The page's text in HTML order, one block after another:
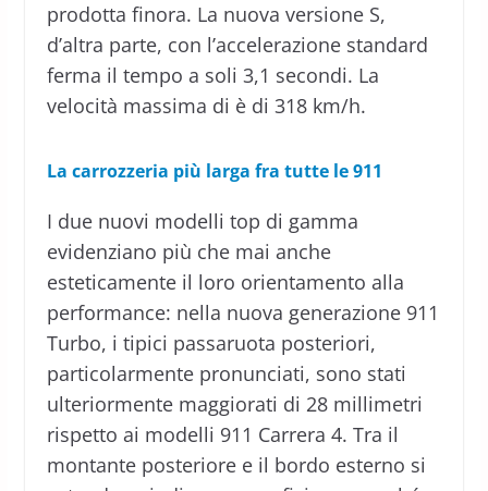
prodotta finora. La nuova versione S,
d’altra parte, con l’accelerazione standard
ferma il tempo a soli 3,1 secondi. La
velocità massima di è di 318 km/h.
La carrozzeria più larga fra tutte le 911
I due nuovi modelli top di gamma
evidenziano più che mai anche
esteticamente il loro orientamento alla
performance: nella nuova generazione 911
Turbo, i tipici passaruota posteriori,
particolarmente pronunciati, sono stati
ulteriormente maggiorati di 28 millimetri
rispetto ai modelli 911 Carrera 4. Tra il
montante posteriore e il bordo esterno si